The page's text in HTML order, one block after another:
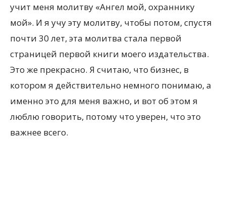
учит меня молитву «Ангел мой, охраннику
мой». И я учу эту молитву, чтобы потом, спустя
почти 30 лет, эта молитва стала первой
страницей первой книги моего издательства.
Это же прекрасно. Я считаю, что бизнес, в
котором я действительно немного понимаю, а
именно это для меня важно, и вот об этом я
люблю говорить, потому что уверен, что это
важнее всего.